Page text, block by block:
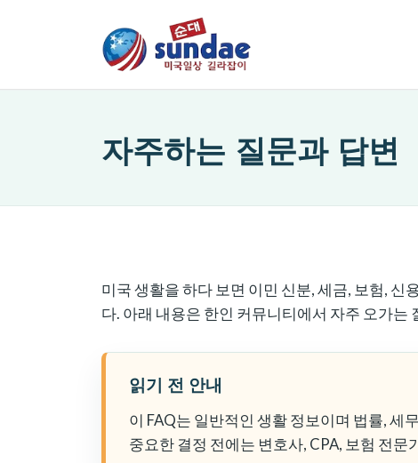
자주하는 질문과 답변
미국 생활을 하다 보면 이민 신분, 세금, 보험,
다. 아래 내용은 한인 커뮤니티에서 자주 오가
읽기 전 안내
이 FAQ는 일반적인 생활 정보이며 법률, 세
중요한 결정 전에는 변호사, CPA, 보험 전